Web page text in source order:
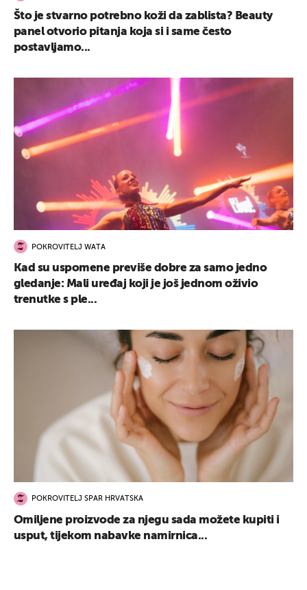
Što je stvarno potrebno koži da zablista? Beauty
panel otvorio pitanja koja si i same često
postavljamo...
POKROVITELJ WATA
Kad su uspomene previše dobre za samo jedno
gledanje: Mali uređaj koji je još jednom oživio
trenutke s ple...
POKROVITELJ SPAR HRVATSKA
Omiljene proizvode za njegu sada možete kupiti i
usput, tijekom nabavke namirnica...